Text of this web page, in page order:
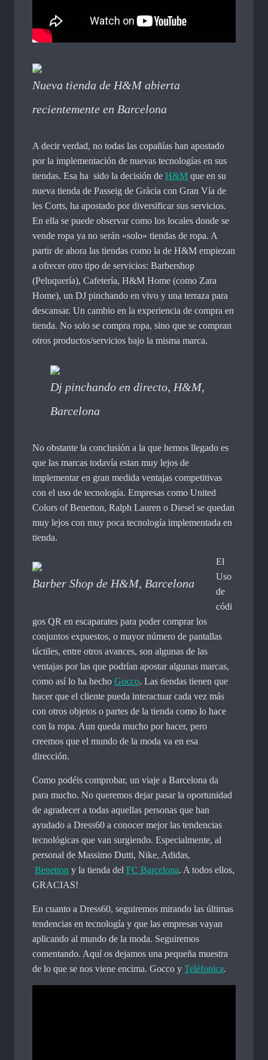
Nueva tienda de H&M abierta
recientemente en Barcelona
A decir verdad, no todas las copañías han apostado
por la implementación de nuevas tecnologías en sus
tiendas. Esa ha sido la decisión de H&M que en su
nueva tienda de Passeig de Gràcia con Gran Vía de
les Corts, ha apostado por diversificar sus servicios.
En ella se puede observar como los locales donde se
vende ropa ya no serán «solo» tiendas de ropa. A
partir de ahora las tiendas como la de H&M empiezan
a ofrecer otro tipo de servicios: Barbershop
(Peluquería), Cafetería, H&M Home (como Zara
Home), un DJ pinchando en vivo y una terraza para
descansar. Un cambio en la experiencia de compra en
tienda. No solo se compra ropa, sino que se compran
otros productos/servicios bajo la misma marca.
Dj pinchando en directo, H&M,
Barcelona
No obstante la conclusión a la que hemos llegado es
que las marcas todavía estan muy lejos de
implementar en gran medida ventajas competitivas
con el uso de tecnología. Empresas como United
Colors of Benetton, Ralph Lauren o Diesel se quedan
muy lejos con muy poca tecnología implementada en
tienda.
Barber Shop de H&M, Barcelona
El
Uso
de
códi
gos QR en escaparates para poder comprar los
conjuntos expuestos, o mayor número de pantallas
táctiles, entre otros avances, son algunas de las
ventajas por las que podrían apostar algunas marcas,
como así lo ha hecho Gocco. Las tiendas tienen que
hacer que el cliente pueda interactuar cada vez más
con otros objetos o partes de la tienda como lo hace
con la ropa. Aun queda mucho por hacer, pero
creemos que el mundo de la moda va en esa
dirección.
Como podéis comprobar, un viaje a Barcelona da
para mucho. No queremos dejar pasar la oportunidad
de agradecer a todas aquellas personas que han
ayudado a Dress60 a conocer mejor las tendencias
tecnológicas que van surgiendo. Especialmente, al
personal de Massimo Dutti, Nike, Adidas,
Benetton y la tienda del FC Barcelona. A todos ellos,
GRACIAS!
En cuanto a Dress60, seguiremos mirando las últimas
tendencias en tecnología y que las empresas vayan
aplicando al mundo de la moda. Seguiremos
comentando. Aquí os dejamos una pequeña muestra
de lo que se nos viene encima. Gocco y Teléfonica.